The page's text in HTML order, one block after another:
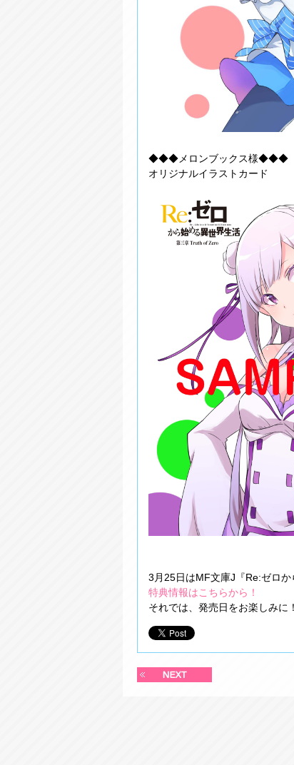
◆◆◆メロンブックス様◆◆◆
オリジナルイラストカード
3月25日はMF文庫J『Re:ゼロか
特典情報はこちらから！
それでは、発売日をお楽しみに！